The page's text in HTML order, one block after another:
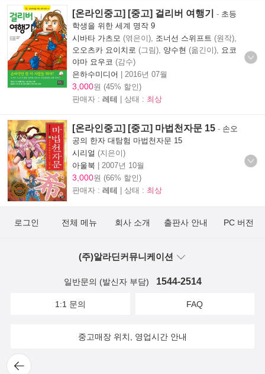
[온라인중고] [중고] 걸리버 여행기 - 초등
학생을 위한 세계 명작 9
시바타 가츠모 (엮은이), 조너선 스위프트 (원작),
오오츠카 요이치로 (그림), 양수현 (옮긴이),
요코
야마 요우코 (감수)
은하수미디어 | 2016년 07월
3,000원 (45% 할인)
판매자 : 레테 | 상태 : 최상
[온라인중고] [중고] 마법천자문 15 - 손오
공의 한자 대탐험 마법천자문 15
시리얼 (지은이)
아울북 | 2007년 10월
3,000원 (66% 할인)
판매자 : 레테 | 상태 : 최상
뒤로
로그인 전체 메뉴 회사 소개 출판사 안내 PC 버전
(주)알라딘커뮤니케이션
일반문의 (발신자 부담) 1544-2514
1:1 문의 FAQ
중고매장 위치, 영업시간 안내